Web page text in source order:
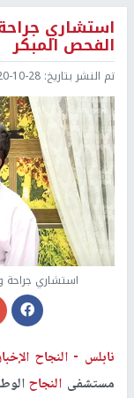
استشاري
الفحص المبكر
تم النشر بتاريخ: 28 13:13
استشاري جراحة
نابلس -النجاح
مستشفى النجاح